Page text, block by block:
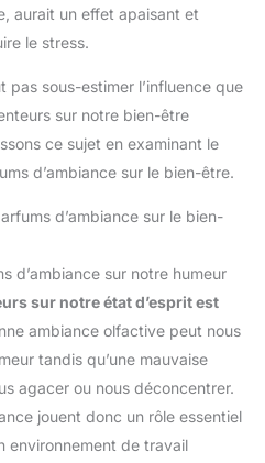
aurait un effet apaisant et
le stress.
pas sous-estimer l’influence que
sur notre bien-être
ce sujet en examinant le
d’ambiance sur le bien-être.
d’ambiance sur le bien-
d’ambiance sur notre humeur
sur notre état d’esprit est
ambiance olfactive peut nous
tandis qu’une mauvaise
agacer ou nous déconcentrer.
jouent donc un rôle essentiel
environnement de travail